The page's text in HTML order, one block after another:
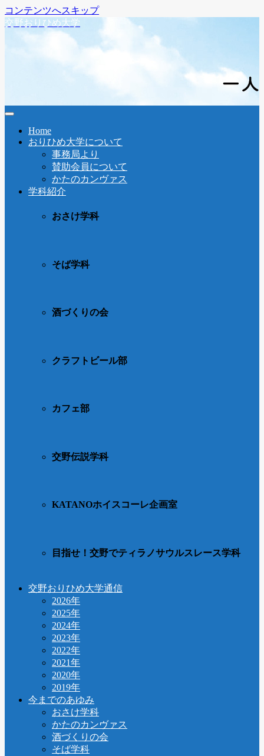
コンテンツへスキップ
交野おりひめ大学
Home
おりひめ大学について
事務局より
賛助会員について
かたのカンヴァス
学科紹介
おさけ学科
そば学科
酒づくりの会
クラフトビール部
カフェ部
交野伝説学科
KATANOホイスコーレ企画室
目指せ！交野でティラノサウルスレース学科
交野おりひめ大学通信
2026年
2025年
2024年
2023年
2022年
2021年
2020年
2019年
今までのあゆみ
おさけ学科
かたのカンヴァス
酒づくりの会
そば学科